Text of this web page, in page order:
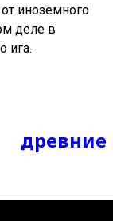
иноземного
деле в
ига.